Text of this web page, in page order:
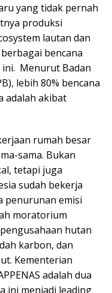
yang tidak pernah
produksi
lautan dan
bencana
Menurut Badan
lebih 80% bencana
adalah akibat
rumah besar
sama. Bukan
tetapi juga
sudah bekerja
penurunan emisi
moratorium
hutan
karbon, dan
Kementerian
adalah dua
ini menjadi leading